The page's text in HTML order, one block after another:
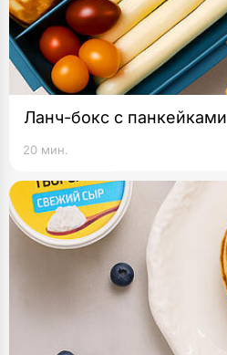
Ланч-бокс с панкейками
20 мин.